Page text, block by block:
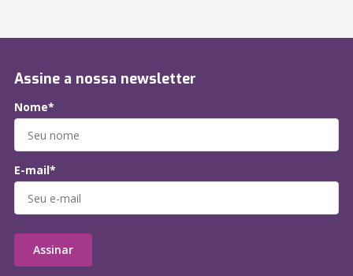
Assine a nossa newsletter
Nome*
E-mail*
Assinar